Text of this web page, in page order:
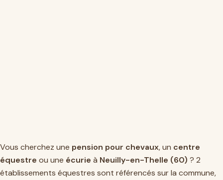
Vous cherchez une pension pour chevaux, un centre
équestre ou une écurie à Neuilly-en-Thelle (60) ? 2
établissements équestres sont référencés sur la commune,